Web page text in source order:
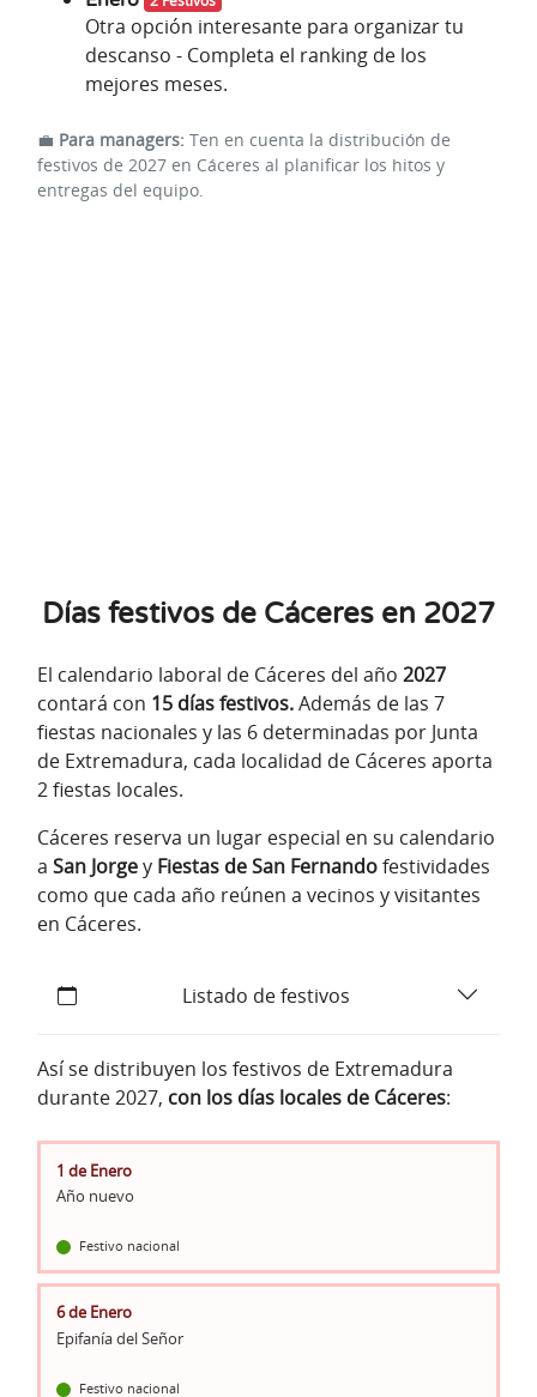
Otra opción interesante para organizar tu
descanso - Completa el ranking de los
mejores meses.
💼 Para managers: Ten en cuenta la distribución de
festivos de 2027 en Cáceres al planificar los hitos y
entregas del equipo.
Días festivos de Cáceres en 2027
El calendario laboral de Cáceres del año 2027
contará con 15 días festivos.Además de las 7
fiestas nacionales y las 6 determinadas por Junta
de Extremadura, cada localidad de Cáceres aporta
2 fiestas locales.
Cáceres reserva un lugar especial en su calendario
a San Jorgey Fiestas de San Fernandofestividades
como que cada año reúnen a vecinos y visitantes
en Cáceres.
Listado de festivos
Así se distribuyen los festivos de Extremadura
durante 2027, con los días locales de Cáceres:
1 de Enero
Año nuevo
Festivo nacional
6 de Enero
Epifanía del Señor
Festivo nacional